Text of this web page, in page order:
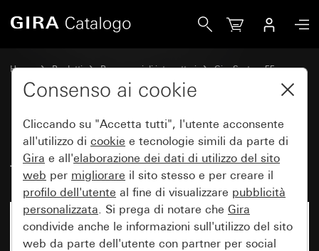
Home Prodotti Programmi di interruttori
Gira System 55
Comando a interruttore e a pulsante
Bilanciere con campo per
targhetta
Consenso ai cookie
Cliccando su "Accetta tutti", l'utente acconsente
all'utilizzo di cookie e tecnologie simili da parte di
Gira e all'elaborazione dei dati di utilizzo del sito
web per migliorare il sito stesso e per creare il
profilo dell'utente al fine di visualizzare pubblicità
personalizzata. Si prega di notare che Gira
condivide anche le informazioni sull'utilizzo del sito
web da parte dell'utente con partner per social